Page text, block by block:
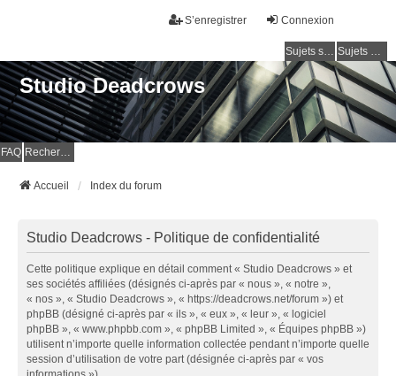
Connexion
S’enregistrer
Sujets sans réponse Sujets actifs
Studio Deadcrows
FAQ Rechercher
Accueil Index du forum
Studio Deadcrows - Politique de confidentialité
Cette politique explique en détail comment « Studio Deadcrows » et
ses sociétés affiliées (désignés ci-après par « nous », « notre »,
« nos », « Studio Deadcrows », « https://deadcrows.net/forum ») et
phpBB (désigné ci-après par « ils », « eux », « leur », « logiciel
phpBB », « www.phpbb.com », « phpBB Limited », « Équipes phpBB »)
utilisent n’importe quelle information collectée pendant n’importe quelle
session d’utilisation de votre part (désignée ci-après par « vos